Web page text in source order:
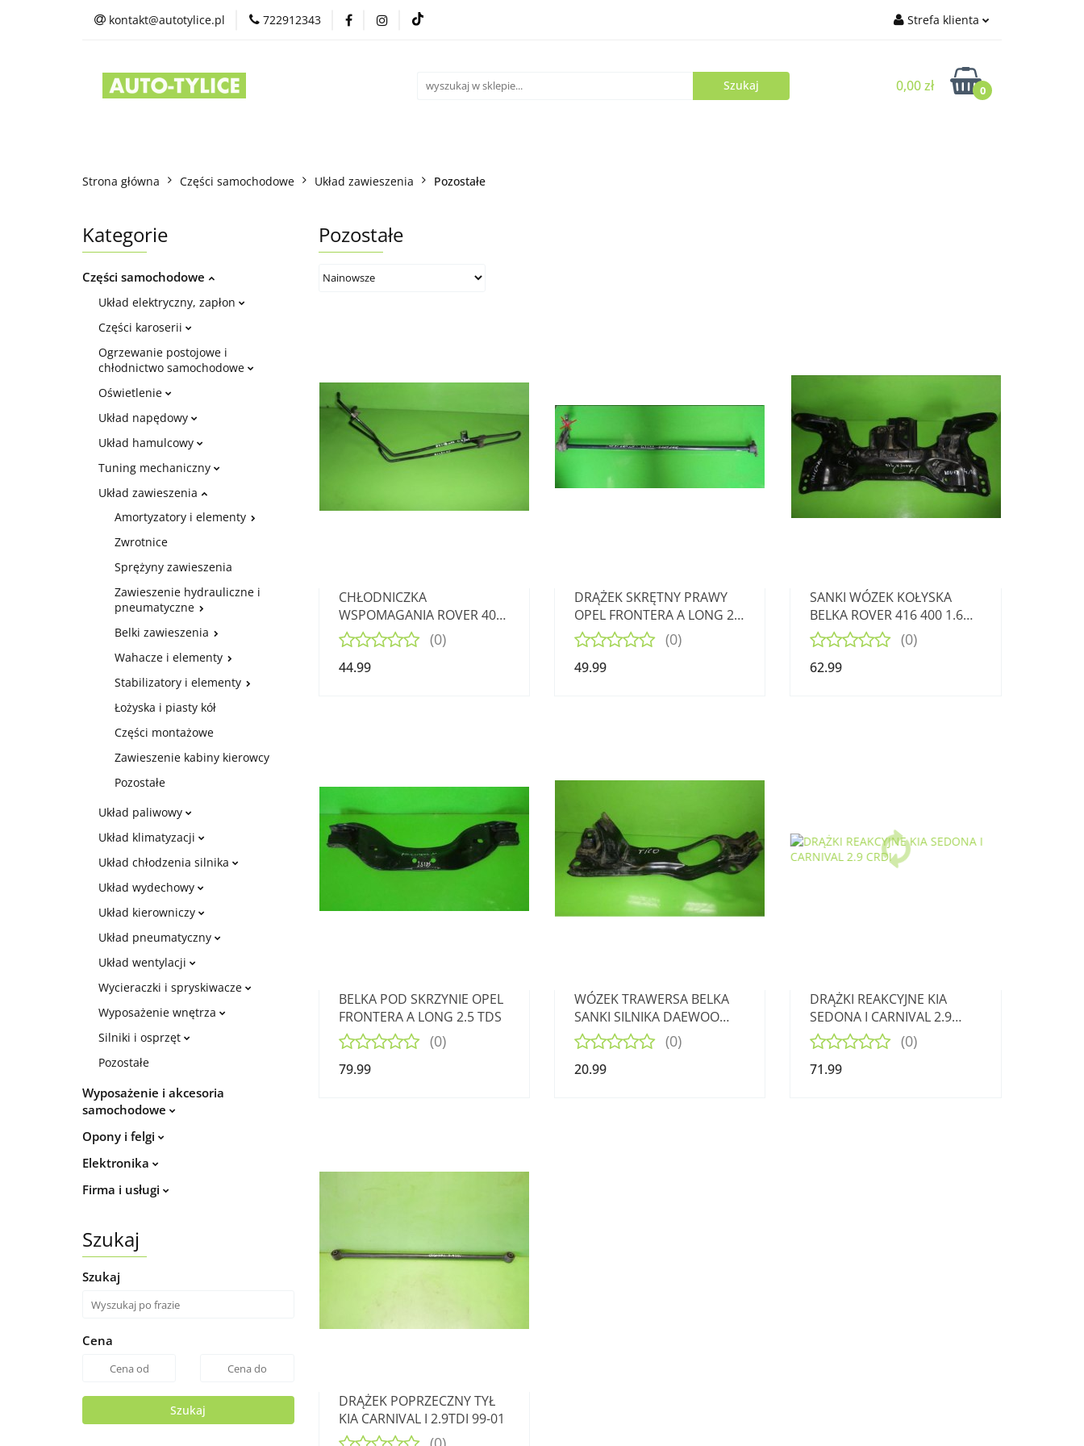
kontakt@autotylice.pl 722912343 Strefa klienta
Zaloguj się
Zarejestruj się
0,00 zł 0
Strona główna Części samochodowe Układ zawieszenia Pozostałe
Kategorie
Części samochodowe
Układ elektryczny, zapłon
Części karoserii
Ogrzewanie postojowe i
chłodnictwo samochodowe
Oświetlenie
Układ napędowy
Układ hamulcowy
Tuning mechaniczny
Układ zawieszenia
Amortyzatory i elementy
Zwrotnice
Sprężyny zawieszenia
Zawieszenie hydrauliczne i
pneumatyczne
Belki zawieszenia
Wahacze i elementy
Stabilizatory i elementy
Łożyska i piasty kół
Części montażowe
Zawieszenie kabiny kierowcy
Pozostałe
Układ paliwowy
Układ klimatyzacji
Układ chłodzenia silnika
Układ wydechowy
Układ kierowniczy
Układ pneumatyczny
Układ wentylacji
Wycieraczki i spryskiwacze
Wyposażenie wnętrza
Silniki i osprzęt
Pozostałe
Wyposażenie i akcesoria
samochodowe
Opony i felgi
Elektronika
Firma i usługi
Szukaj
Szukaj
Cena
Szukaj
Pozostałe
CHŁODNICZKA
WSPOMAGANIA ROVER 400
416 1.6 16V MK2(0)
44.99
DRĄŻEK SKRĘTNY PRAWY
OPEL FRONTERA A LONG 2.5
TDS
(0)
49.99
SANKI WÓZEK KOŁYSKA
BELKA ROVER 416 400 1.6
16V
(0)
62.99
BELKA POD SKRZYNIE OPEL
FRONTERA A LONG 2.5 TDS
(0)
79.99
WÓZEK TRAWERSA BELKA
SANKI SILNIKA DAEWOO
TICO 800
(0)
20.99
DRĄŻKI REAKCYJNE KIA
SEDONA I CARNIVAL 2.9
CRDI
(0)
71.99
DRĄŻEK POPRZECZNY TYŁ
KIA CARNIVAL I 2.9TDI 99-01